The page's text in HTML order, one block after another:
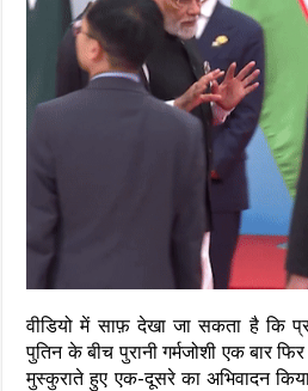
वीडियो में साफ़ देखा जा सकता है कि
पुतिन के बीच पुरानी गर्मजोशी एक बार
मुस्कुराते हुए एक-दूसरे का अभिवादन